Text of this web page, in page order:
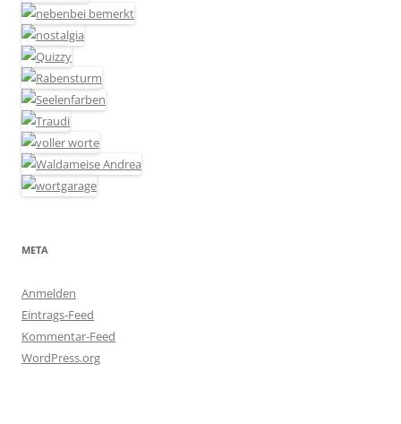
META
Anmelden
Eintrags-Feed
Kommentar-Feed
WordPress.org